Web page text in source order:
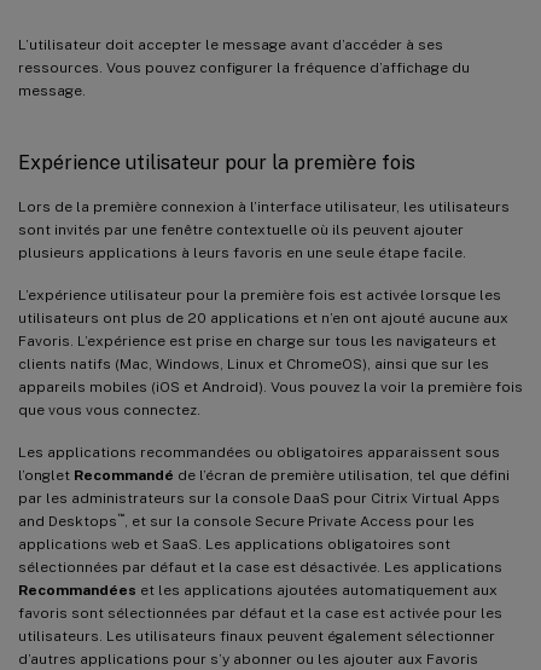
L’utilisateur doit accepter le message avant d’accéder à ses
ressources. Vous pouvez configurer la fréquence d’affichage du
message.
Expérience utilisateur pour la première fois
Lors de la première connexion à l’interface utilisateur, les utilisateurs
sont invités par une fenêtre contextuelle où ils peuvent ajouter
plusieurs applications à leurs favoris en une seule étape facile.
L’expérience utilisateur pour la première fois est activée lorsque les
utilisateurs ont plus de 20 applications et n’en ont ajouté aucune aux
Favoris. L’expérience est prise en charge sur tous les navigateurs et
clients natifs (Mac, Windows, Linux et ChromeOS), ainsi que sur les
appareils mobiles (iOS et Android). Vous pouvez la voir la première fois
que vous vous connectez.
Les applications recommandées ou obligatoires apparaissent sous
l’onglet Recommandé de l’écran de première utilisation, tel que défini
par les administrateurs sur la console DaaS pour Citrix Virtual Apps
and Desktops ™, et sur la console Secure Private Access pour les
applications web et SaaS. Les applications obligatoires sont
sélectionnées par défaut et la case est désactivée. Les applications
Recommandées et les applications ajoutées automatiquement aux
favoris sont sélectionnées par défaut et la case est activée pour les
utilisateurs. Les utilisateurs finaux peuvent également sélectionner
d’autres applications pour s’y abonner ou les ajouter aux Favoris